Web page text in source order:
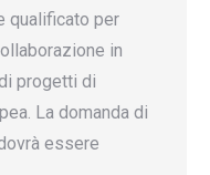
qualificato per
in
progetti di
La domanda di
essere